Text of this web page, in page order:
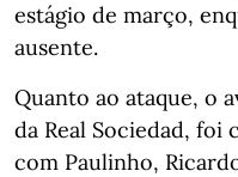
estágio de março,
ausente.
Quanto ao ataque, o
da Real Sociedad,
com Paulinho,